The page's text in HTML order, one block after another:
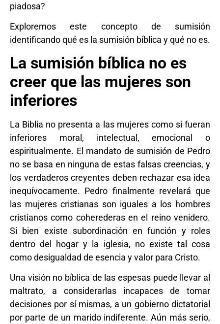
piadosa?
Exploremos este concepto de sumisión
identificando qué es la sumisión bíblica y qué no es.
La sumisión bíblica no es
creer que las mujeres son
inferiores
La Biblia no presenta a las mujeres como si fueran
inferiores moral, intelectual, emocional o
espiritualmente. El mandato de sumisión de Pedro
no se basa en ninguna de estas falsas creencias, y
los verdaderos creyentes deben rechazar esa idea
inequívocamente. Pedro finalmente revelará que
las mujeres cristianas son iguales a los hombres
cristianos como coherederas en el reino venidero.
Si bien existe subordinación en función y roles
dentro del hogar y la iglesia, no existe tal cosa
como desigualdad de esencia y valor para Cristo.
Una visión no bíblica de las espesas puede llevar al
maltrato, a considerarlas incapaces de tomar
decisiones por sí mismas, a un gobierno dictatorial
por parte de un marido indiferente. Aún más serio,